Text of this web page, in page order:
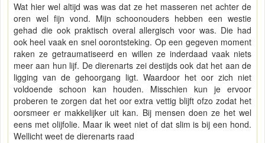
Wat hier wel altijd was was dat ze het masseren net achter de
oren wel fijn vond. Mijn schoonouders hebben een westie
gehad die ook praktisch overal allergisch voor was. Die had
ook heel vaak en snel oorontsteking. Op een gegeven moment
raken ze getraumatiseerd en willen ze inderdaad vaak niets
meer aan hun lijf. De dierenarts zei destijds ook dat het aan de
ligging van de gehoorgang ligt. Waardoor het oor zich niet
voldoende schoon kan houden. Misschien kun je ervoor
proberen te zorgen dat het oor extra vettig blijft ofzo zodat het
oorsmeer er makkelijker uit kan. Bij mensen doen ze het wel
eens met olijfolie. Maar ik weet niet of dat slim is bij een hond.
Wellicht weet de dierenarts raad